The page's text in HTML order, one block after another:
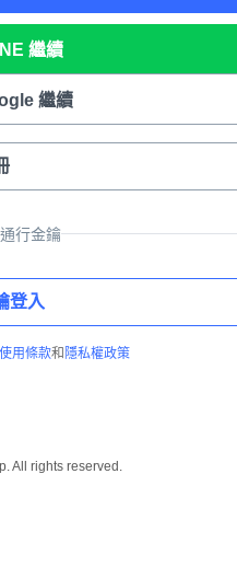
繼續
繼續
行金鑰
登入
使用條款和 隱私權政策
All rights reserved.